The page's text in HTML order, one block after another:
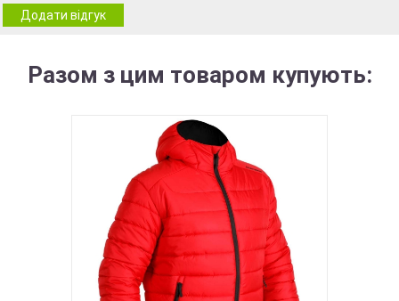
Додати відгук
Разом з цим товаром купують: